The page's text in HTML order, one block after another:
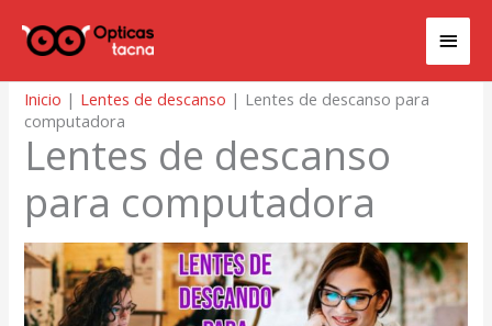
contenido
Inicio | Lentes de descanso | Lentes de descanso para
computadora
Lentes de descanso
para computadora